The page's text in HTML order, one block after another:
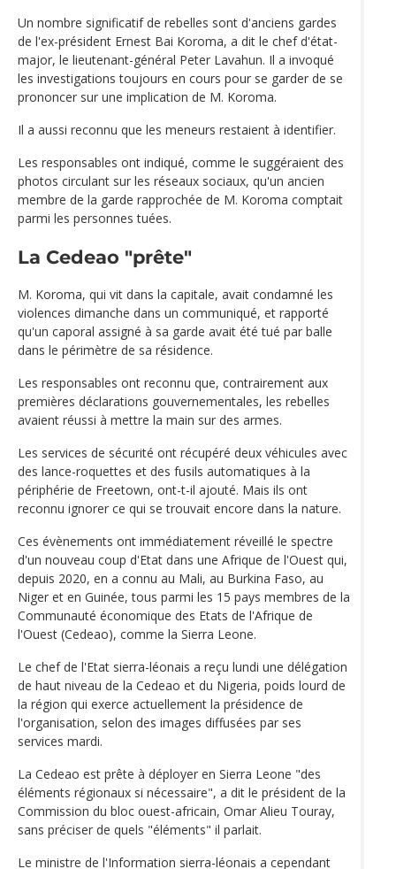
Un nombre significatif de rebelles sont d'anciens gardes
de l'ex-président Ernest Bai Koroma, a dit le chef d'état-
major, le lieutenant-général Peter Lavahun. Il a invoqué
les investigations toujours en cours pour se garder de se
prononcer sur une implication de M. Koroma.
Il a aussi reconnu que les meneurs restaient à identifier.
Les responsables ont indiqué, comme le suggéraient des
photos circulant sur les réseaux sociaux, qu'un ancien
membre de la garde rapprochée de M. Koroma comptait
parmi les personnes tuées.
La Cedeao "prête"
M. Koroma, qui vit dans la capitale, avait condamné les
violences dimanche dans un communiqué, et rapporté
qu'un caporal assigné à sa garde avait été tué par balle
dans le périmètre de sa résidence.
Les responsables ont reconnu que, contrairement aux
premières déclarations gouvernementales, les rebelles
avaient réussi à mettre la main sur des armes.
Les services de sécurité ont récupéré deux véhicules avec
des lance-roquettes et des fusils automatiques à la
périphérie de Freetown, ont-t-il ajouté. Mais ils ont
reconnu ignorer ce qui se trouvait encore dans la nature.
Ces évènements ont immédiatement réveillé le spectre
d'un nouveau coup d'Etat dans une Afrique de l'Ouest qui,
depuis 2020, en a connu au Mali, au Burkina Faso, au
Niger et en Guinée, tous parmi les 15 pays membres de la
Communauté économique des Etats de l'Afrique de
l'Ouest (Cedeao), comme la Sierra Leone.
Le chef de l'Etat sierra-léonais a reçu lundi une délégation
de haut niveau de la Cedeao et du Nigeria, poids lourd de
la région qui exerce actuellement la présidence de
l'organisation, selon des images diffusées par ses
services mardi.
La Cedeao est prête à déployer en Sierra Leone "des
éléments régionaux si nécessaire", a dit le président de la
Commission du bloc ouest-africain, Omar Alieu Touray,
sans préciser de quels "éléments" il parlait.
Le ministre de l'Information sierra-léonais a cependant